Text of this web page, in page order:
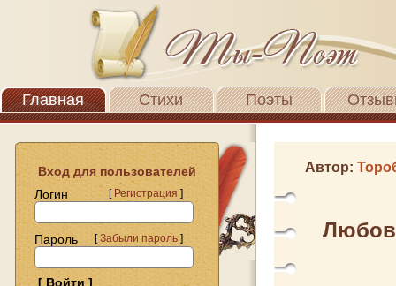
Главная Стихи Поэты
Вход для пользователей
Логин
[Регистрация]
Пароль [Забыли пароль]
Автор: